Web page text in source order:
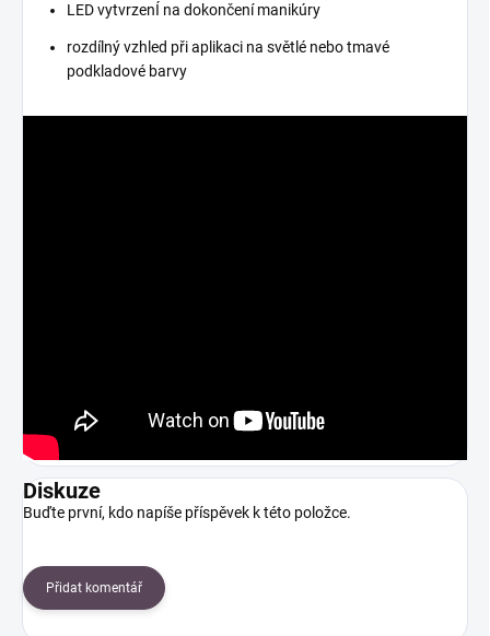
LED vytvrzenÍ na dokončení manikúry
rozdílný vzhled při aplikaci na světlé nebo tmavé
podkladové barvy
Diskuze
Buďte první, kdo napíše příspěvek k této položce.
Přidat komentář